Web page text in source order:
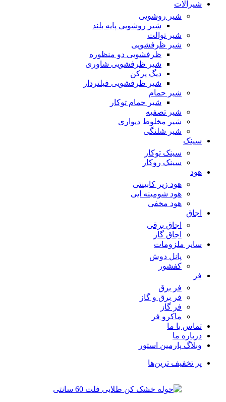
شیرآلات
شیر روشویی
شیر روشویی پایه بلند
شیر توالت
شیر ظرفشویی
ظرفشویی دو منظوره
شیر ظرفشویی شاوری
دیگ پرکن
شیر ظرفشویی فیلتردار
شیر حمام
شیر حمام توکار
شیر تصفیه
شیر مخلوط دیواری
شیر شلنگی
سینک
سینک توکار
سینک روکار
هود
هود زیر كابینتی
هود شومینه ایی
هود مخفى
اجاق
اجاق برقى
اجاق گاز
سایر ملزومات
پانل دوش
کفشور
فر
فر برق
فر برق و گاز
فر گاز
ماكرو فر
تماس با ما
درباره ما
وبلاگ پارمین استور
پر تخفیف ترین‌ها